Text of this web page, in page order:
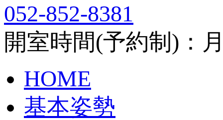
052-852-8381
開室時間(予約制)：
HOME
基本姿勢